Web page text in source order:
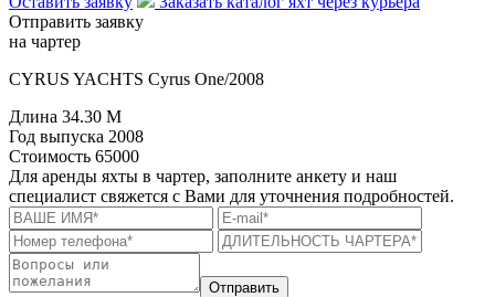
Отправить заявку
на чартер
CYRUS YACHTS Cyrus One/2008
Длина 34.30 M
Год выпуска 2008
Стоимость 65000
Для аренды яхты в чартер, заполните анкету и наш
специалист свяжется с Вами для уточнения подробностей.
Отправить